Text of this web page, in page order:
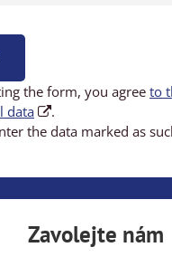
the form, you agree to
data
.
the data marked as
Zavolejte nám